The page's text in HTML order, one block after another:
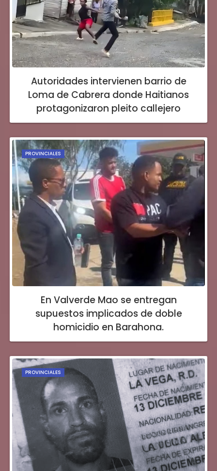
Autoridades intervienen barrio de
Loma de Cabrera donde Haitianos
protagonizaron pleito callejero
PROVINCIALES
En Valverde Mao se entregan
supuestos implicados de doble
homicidio en Barahona.
PROVINCIALES